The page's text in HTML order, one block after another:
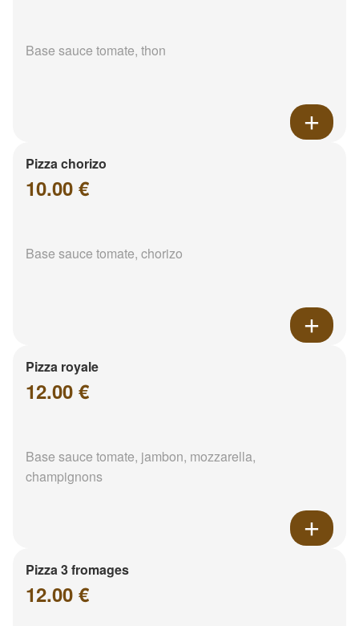
Base sauce tomate, thon
Pizza chorizo
10.00 €
Base sauce tomate, chorizo
Pizza royale
12.00 €
Base sauce tomate, jambon, mozzarella,
champignons
Pizza 3 fromages
12.00 €